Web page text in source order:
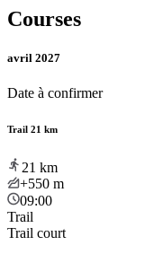
Courses
avril 2027
Date à confirmer
Trail 21 km
21 km
+550 m
09:00
Trail
Trail court